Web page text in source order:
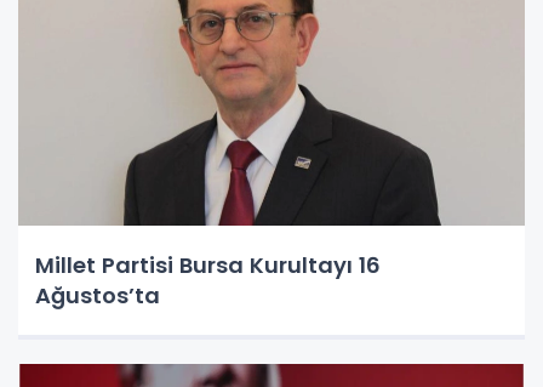
Millet Partisi Bursa Kurultayı 16
Ağustos’ta